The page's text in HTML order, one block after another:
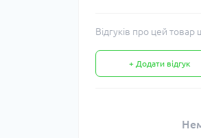
Відгуків про цей
+ Додати відгук